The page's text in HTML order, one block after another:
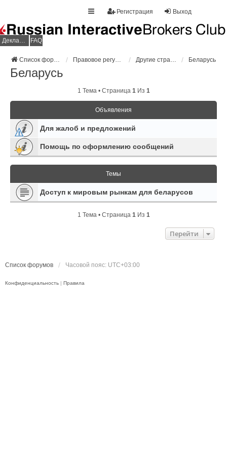
Выход
Регистрация
Декларация НДФЛ FAQ
Список форумов Правовое регулирование Другие страны Беларусь
Беларусь
1 Тема • Страница 1Из 1
Объявления
Для жалоб и предложений
Помощь по оформлению сообщений
Темы
Доступ к мировым рынкам для беларусов
1 Тема • Страница 1Из 1
Перейти
Список форумов Часовой пояс: UTC+03:00
Конфиденциальность | Правила